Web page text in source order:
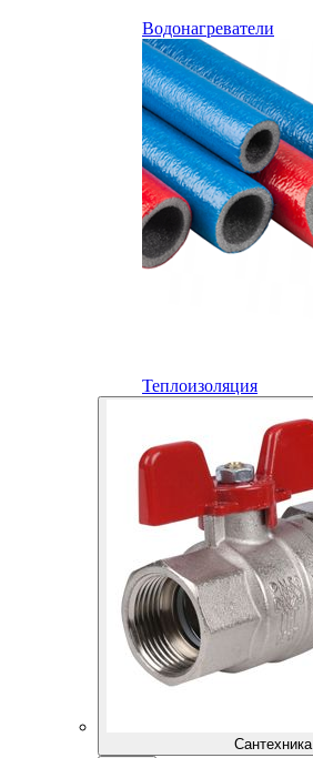
Водонагреватели
Теплоизоляция
Сантехника